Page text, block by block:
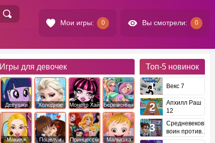
Мои игры: 0 Вы смотрели: 0
Игры для девочек
Девушки
Эквестрии
Холодное
Сердце
Монстр Хай Беременные
Макияж Поцелуи
Принцессы
Малышка
Топ-5 новинок
Векс 7
Апхилл Раш
12
Средневековый
воин против